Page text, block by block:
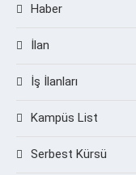
Haber
İlan
İş İlanları
Kampüs List
Serbest Kürsü